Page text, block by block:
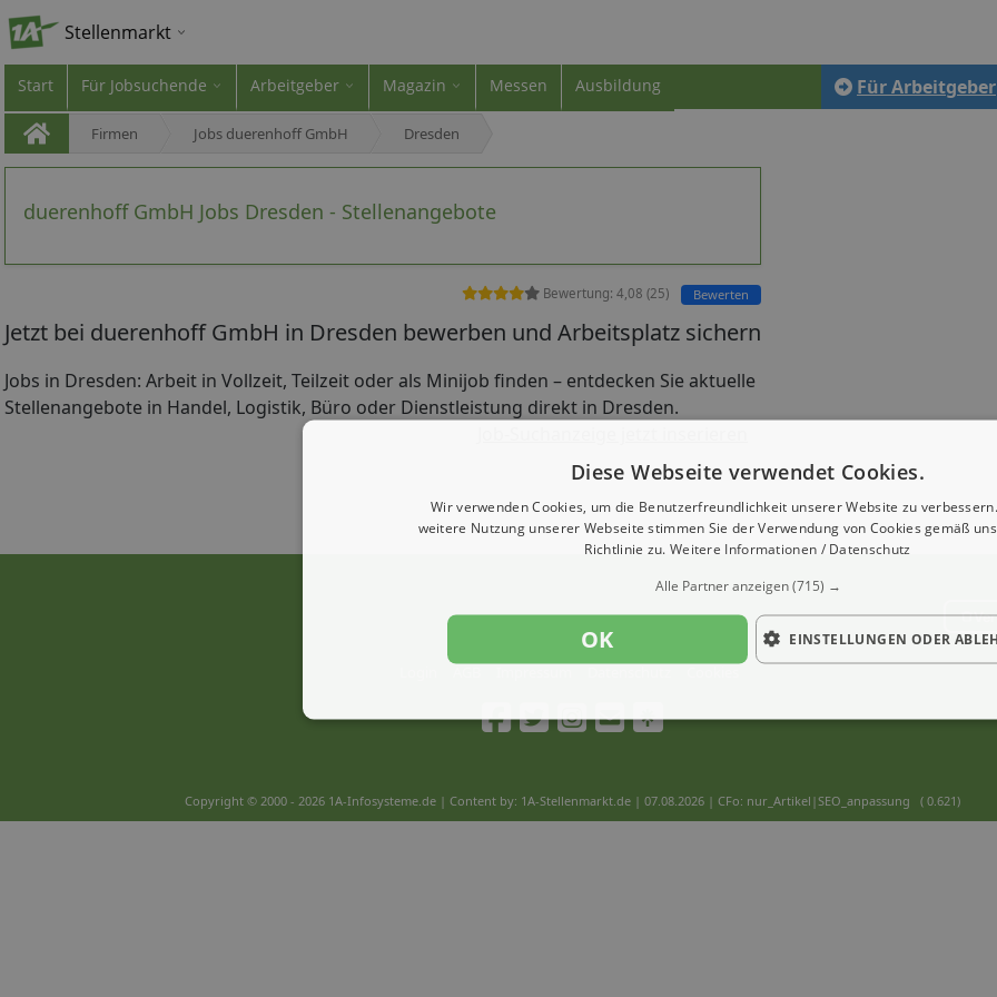
Stellenmarkt
Start Für Jobsuchende Arbeitgeber Magazin Messen Ausbildung Für Arbeitgeber
Firmen Jobs duerenhoff GmbH Dresden
duerenhoff GmbH Jobs Dresden - Stellenangebote
Bewertung: 4,08 (25) Bewerten
Jetzt bei duerenhoff GmbH in Dresden bewerben und Arbeitsplatz sichern
Jobs in Dresden: Arbeit in Vollzeit, Teilzeit oder als Minijob finden – entdecken Sie aktuelle
Stellenangebote in Handel, Logistik, Büro oder Dienstleistung direkt in Dresden.
Copyright © 2000 - 2026 1A-Infosysteme.de | Content by: 1A-Stellenmarkt.de | 07.08.2026 | CFo: nur_Artikel|SEO_anpassung ( 0.621)
Diese Webseite verwendet Cookies.
Wir verwenden Cookies, um die Benutzerfreundlichkeit unserer Website zu
weitere Nutzung unserer Webseite stimmen Sie der Verwendung von Cookies gemäß
Richtlinie zu. Weitere Informationen / Datenschutz
Alle Partner anzeigen(715) →
OK EINSTELLUNGEN ODER